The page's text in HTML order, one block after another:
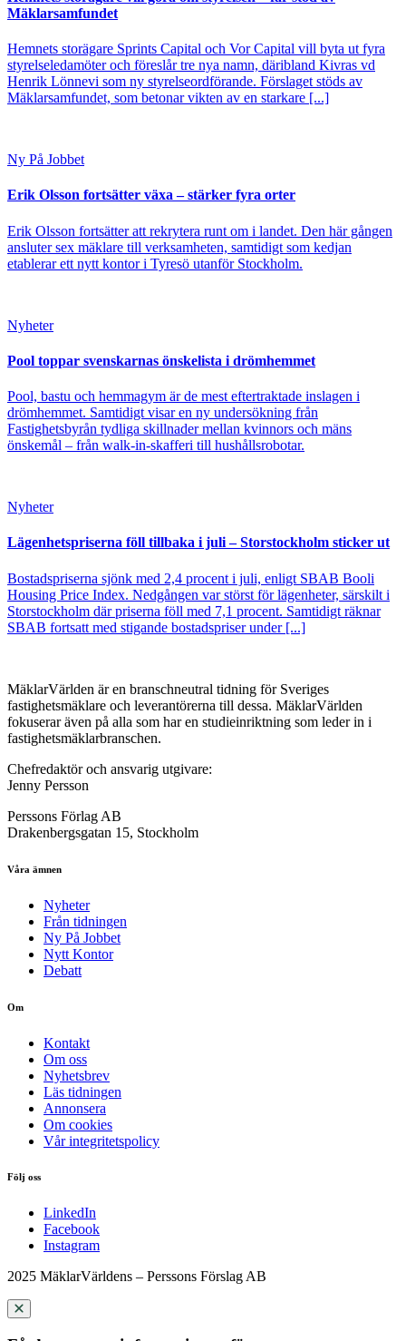
Mäklarsamfundet
Hemnets storägare Sprints Capital och Vor Capital vill byta ut fyra
styrelseledamöter och föreslår tre nya namn, däribland Kivras vd
Henrik Lönnevi som ny styrelseordförande. Förslaget stöds av
Mäklarsamfundet, som betonar vikten av en starkare [...]
Ny På Jobbet
Erik Olsson fortsätter växa – stärker fyra orter
Erik Olsson fortsätter att rekrytera runt om i landet. Den här gången
ansluter sex mäklare till verksamheten, samtidigt som kedjan
etablerar ett nytt kontor i Tyresö utanför Stockholm.
Nyheter
Pool toppar svenskarnas önskelista i drömhemmet
Pool, bastu och hemmagym är de mest eftertraktade inslagen i
drömhemmet. Samtidigt visar en ny undersökning från
Fastighetsbyrån tydliga skillnader mellan kvinnors och mäns
önskemål – från walk-in-skafferi till hushållsrobotar.
Nyheter
Lägenhetspriserna föll tillbaka i juli – Storstockholm sticker ut
Bostadspriserna sjönk med 2,4 procent i juli, enligt SBAB Booli
Housing Price Index. Nedgången var störst för lägenheter, särskilt i
Storstockholm där priserna föll med 7,1 procent. Samtidigt räknar
SBAB fortsatt med stigande bostadspriser under [...]
MäklarVärlden är en branschneutral tidning för Sveriges
fastighetsmäklare och leverantörerna till dessa. MäklarVärlden
fokuserar även på alla som har en studieinriktning som leder in i
fastighetsmäklarbranschen.
Chefredaktör och ansvarig utgivare:
Jenny Persson
Perssons Förlag AB
Drakenbergsgatan 15, Stockholm
Våra ämnen
Nyheter
Från tidningen
Ny På Jobbet
Nytt Kontor
Debatt
Om
Kontakt
Om oss
Nyhetsbrev
Läs tidningen
Annonsera
Om cookies
Vår integritetspolicy
Följ oss
LinkedIn
Facebook
Instagram
2025 MäklarVärldens – Perssons Förslag AB